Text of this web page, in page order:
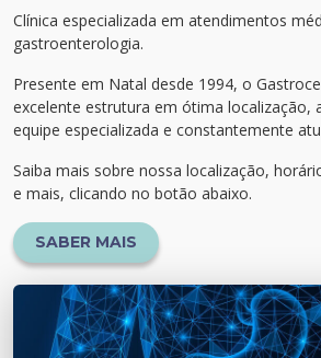
Clínica especializada em atendimentos
gastroenterologia.
Presente em Natal desde 1994, o
excelente estrutura em ótima localização,
equipe especializada e constantemente
Saiba mais sobre nossa localização,
e mais, clicando no botão abaixo.
SABER MAIS